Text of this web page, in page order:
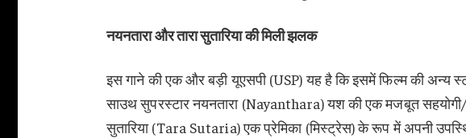
नयनतारा और तारा सुतारिया की मिली झलक
इस गाने की एक और बड़ी यूएसपी (USP) यह है कि इसमें फिल्म की अन्य
साउथ सुपरस्टार नयनतारा (Nayanthara) यश की एक मजबूत सहयोगी/
सुतारिया (Tara Sutaria) एक प्रेमिका (मिस्ट्रेस) के रूप में अपनी